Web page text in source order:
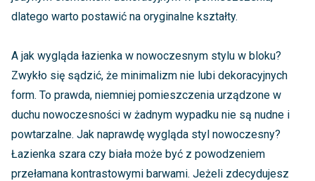
dlatego warto postawić na oryginalne kształty.
A jak wygląda łazienka w nowoczesnym stylu w bloku?
Zwykło się sądzić, że minimalizm nie lubi dekoracyjnych
form. To prawda, niemniej pomieszczenia urządzone w
duchu nowoczesności w żadnym wypadku nie są nudne i
powtarzalne. Jak naprawdę wygląda styl nowoczesny?
Łazienka szara czy biała może być z powodzeniem
przełamana kontrastowymi barwami. Jeżeli zdecydujesz